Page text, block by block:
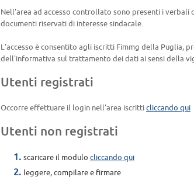
Nell'area ad accesso controllato sono presenti i verbali
documenti riservati di interesse sindacale.
L'accesso è consentito agli iscritti Fimmg della Puglia,
dell'informativa sul trattamento dei dati ai sensi della
Utenti registrati
Occorre effettuare il login nell'area iscritti cliccando qui
Utenti non registrati
scaricare il modulo cliccando qui
leggere, compilare e firmare